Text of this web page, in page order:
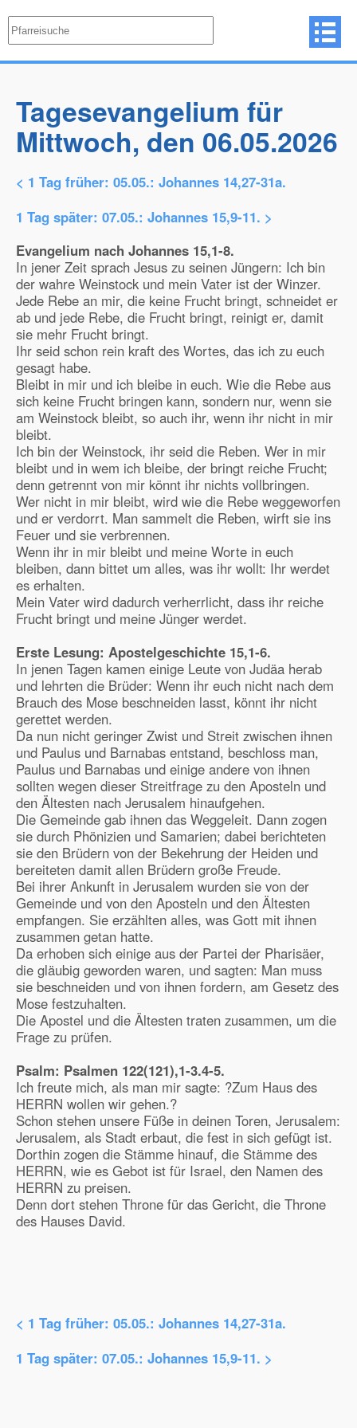
Tagesevangelium für
Mittwoch, den 06.05.2026
< 1 Tag früher: 05.05.: Johannes 14,27-31a.
1 Tag später: 07.05.: Johannes 15,9-11. >
Evangelium nach Johannes 15,1-8.
In jener Zeit sprach Jesus zu seinen Jüngern: Ich bin
der wahre Weinstock und mein Vater ist der Winzer.
Jede Rebe an mir, die keine Frucht bringt, schneidet er
ab und jede Rebe, die Frucht bringt, reinigt er, damit
sie mehr Frucht bringt.
Ihr seid schon rein kraft des Wortes, das ich zu euch
gesagt habe.
Bleibt in mir und ich bleibe in euch. Wie die Rebe aus
sich keine Frucht bringen kann, sondern nur, wenn sie
am Weinstock bleibt, so auch ihr, wenn ihr nicht in mir
bleibt.
Ich bin der Weinstock, ihr seid die Reben. Wer in mir
bleibt und in wem ich bleibe, der bringt reiche Frucht;
denn getrennt von mir könnt ihr nichts vollbringen.
Wer nicht in mir bleibt, wird wie die Rebe weggeworfen
und er verdorrt. Man sammelt die Reben, wirft sie ins
Feuer und sie verbrennen.
Wenn ihr in mir bleibt und meine Worte in euch
bleiben, dann bittet um alles, was ihr wollt: Ihr werdet
es erhalten.
Mein Vater wird dadurch verherrlicht, dass ihr reiche
Frucht bringt und meine Jünger werdet.
Erste Lesung: Apostelgeschichte 15,1-6.
In jenen Tagen kamen einige Leute von Judäa herab
und lehrten die Brüder: Wenn ihr euch nicht nach dem
Brauch des Mose beschneiden lasst, könnt ihr nicht
gerettet werden.
Da nun nicht geringer Zwist und Streit zwischen ihnen
und Paulus und Barnabas entstand, beschloss man,
Paulus und Barnabas und einige andere von ihnen
sollten wegen dieser Streitfrage zu den Aposteln und
den Ältesten nach Jerusalem hinaufgehen.
Die Gemeinde gab ihnen das Weggeleit. Dann zogen
sie durch Phönizien und Samarien; dabei berichteten
sie den Brüdern von der Bekehrung der Heiden und
bereiteten damit allen Brüdern große Freude.
Bei ihrer Ankunft in Jerusalem wurden sie von der
Gemeinde und von den Aposteln und den Ältesten
empfangen. Sie erzählten alles, was Gott mit ihnen
zusammen getan hatte.
Da erhoben sich einige aus der Partei der Pharisäer,
die gläubig geworden waren, und sagten: Man muss
sie beschneiden und von ihnen fordern, am Gesetz des
Mose festzuhalten.
Die Apostel und die Ältesten traten zusammen, um die
Frage zu prüfen.
Psalm: Psalmen 122(121),1-3.4-5.
Ich freute mich, als man mir sagte: ?Zum Haus des
HERRN wollen wir gehen.?
Schon stehen unsere Füße in deinen Toren, Jerusalem:
Jerusalem, als Stadt erbaut, die fest in sich gefügt ist.
Dorthin zogen die Stämme hinauf, die Stämme des
HERRN, wie es Gebot ist für Israel, den Namen des
HERRN zu preisen.
Denn dort stehen Throne für das Gericht, die Throne
des Hauses David.
< 1 Tag früher: 05.05.: Johannes 14,27-31a.
1 Tag später: 07.05.: Johannes 15,9-11. >